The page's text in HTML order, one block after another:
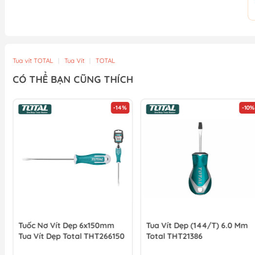
Tua vít TOTAL | Tua Vít | TOTAL
CÓ THỂ BẠN CŨNG THÍCH
-14%
Tuốc Nơ Vít Dẹp 6x150mm
Tua Vít Dẹp Total THT266150
-10%
Tua Vít Dẹp (144/T) 6.0 Mm
Total THT21386